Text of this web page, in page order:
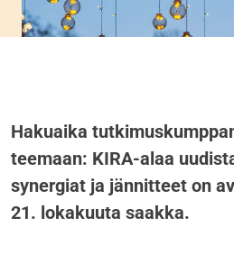
Hakuaika
teemaan: KIRA-alaa
synergiat ja jännitteet on
21. lokakuuta saakka.